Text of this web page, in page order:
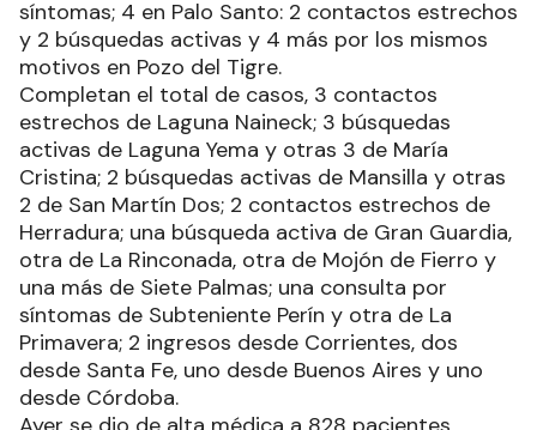
síntomas; 4 en Palo Santo: 2 contactos estrechos
y 2 búsquedas activas y 4 más por los mismos
motivos en Pozo del Tigre.
Completan el total de casos, 3 contactos
estrechos de Laguna Naineck; 3 búsquedas
activas de Laguna Yema y otras 3 de María
Cristina; 2 búsquedas activas de Mansilla y otras
2 de San Martín Dos; 2 contactos estrechos de
Herradura; una búsqueda activa de Gran Guardia,
otra de La Rinconada, otra de Mojón de Fierro y
una más de Siete Palmas; una consulta por
síntomas de Subteniente Perín y otra de La
Primavera; 2 ingresos desde Corrientes, dos
desde Santa Fe, uno desde Buenos Aires y uno
desde Córdoba.